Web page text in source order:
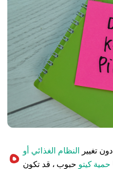
ه تغيير
النظام الغذائي أو
حمية كيتو حبوب ، قد تكون